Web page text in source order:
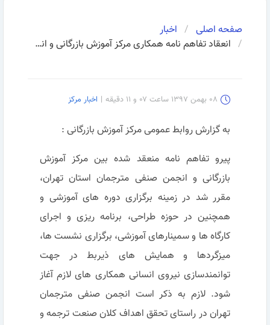
صفحه اصلی
اخبار
انعقاد تفاهم نامه همکاری مرکز آموزش بازرگانی و انجمن صنفی مترجمان استان تهران
۰۸ بهمن ۱۳۹۷ ساعت ۰۷ و ۱۱ دقیقه | اخبار مرکز
به گزارش روابط عمومی مرکز آموزش بازرگانی :
پیرو تفاهم نامه منعقد شده بین مرکز آموزش
بازرگانی و انجمن صنفی مترجمان استان تهران،
مقرر شد در زمینه برگزاری دوره های آموزشی و
همچنین در حوزه طراحی، برنامه ریزی و اجرای
کارگاه ها و سمینارهای آموزشی، برگزاری نشست ها،
میزگردها و همایش های ذیربط در جهت
توانمندسازی نیروی انسانی همکاری های لازم آغاز
شود. لازم به ذکر است انجمن صنفی مترجمان
تهران در راستای تحقق اهداف کلان صنعت ترجمه و